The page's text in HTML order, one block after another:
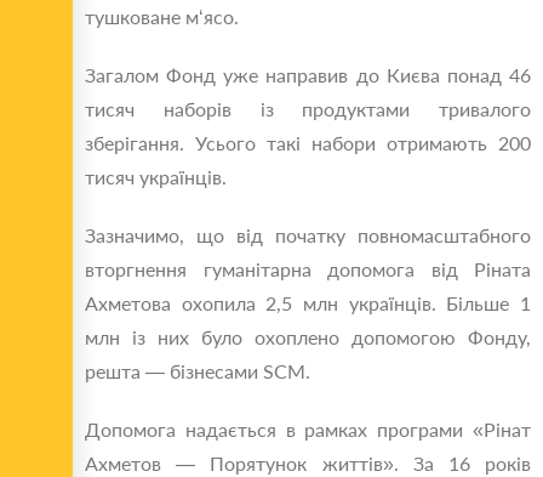
тушковане м‘ясо.
Загалом Фонд уже направив до Києва понад 46
тисяч наборів із продуктами тривалого
зберігання. Усього такі набори отримають 200
тисяч українців.
Зазначимо, що від початку повномасштабного
вторгнення гуманітарна допомога від Ріната
Ахметова охопила 2,5 млн українців. Більше 1
млн із них було охоплено допомогою Фонду,
решта — бізнесами SCM.
Допомога надається в рамках програми «Рінат
Ахметов — Порятунок життів». За 16 років